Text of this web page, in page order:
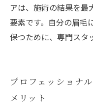
アは、施術の結果を最
要素です。自分の眉毛
保つために、専門スタ
プロフェッショナ
メリット